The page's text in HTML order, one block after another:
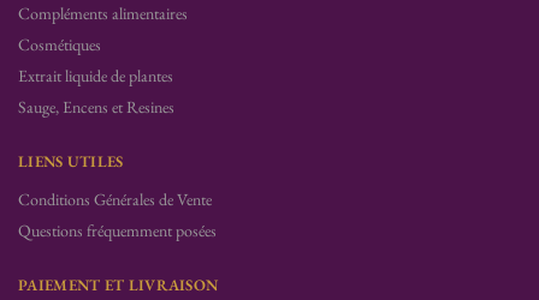
Compléments alimentaires
Cosmétiques
Extrait liquide de plantes
Sauge, Encens et Resines
LIENS UTILES
Conditions Générales de Vente
Questions fréquemment posées
PAIEMENT ET LIVRAISON